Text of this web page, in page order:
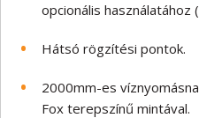
opcionális használatához
Hátsó rögzítési pontok.
2000mm-es
Fox terepszínű mintával.